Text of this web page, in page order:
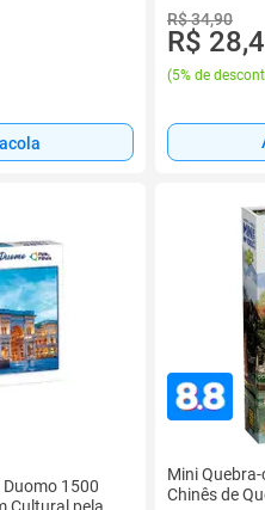
R$ 34,90
R$
(5% de
Duomo 1500
Mini
Chinês de